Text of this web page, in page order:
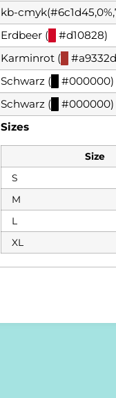
kb-
Erdbeer (
#d10828)
Karminrot (
Schwarz (
#000000)
Schwarz (
#000000)
Sizes
Size
S
M
L
XL